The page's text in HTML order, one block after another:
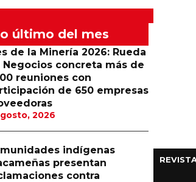
último del mes
de la Minería 2026: Rueda
Negocios concreta más de
reuniones con
de 650 empresas
2026
indígenas
presentan
contra